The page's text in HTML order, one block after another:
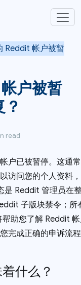
Reddit 帐户被暂
户被暂
read
户已被暂停。这通
访问您的个人资料
是 Reddit 管理员在
子版块禁令；所
助您了解 Reddit
完成正确的申诉流
什么？